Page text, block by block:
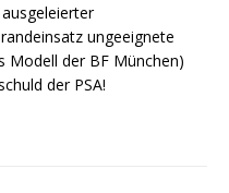
ungeeignete
Modell der BF München)
der PSA!